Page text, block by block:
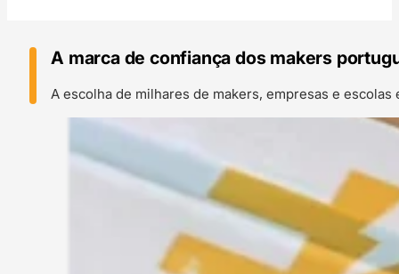
A marca de confiança dos makers
A escolha de milhares de makers, empresas e escolas